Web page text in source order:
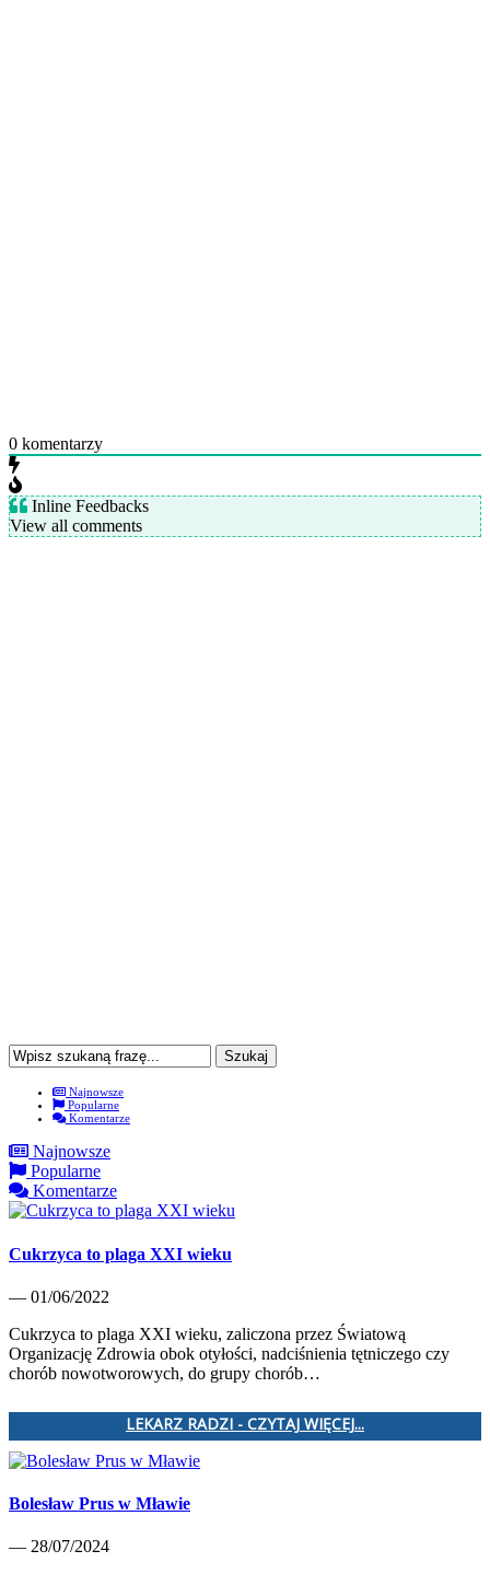
0 komentarzy
Inline Feedbacks
View all comments
Najnowsze
Popularne
Komentarze
Najnowsze
Popularne
Komentarze
Cukrzyca to plaga XXI wieku
— 01/06/2022
Cukrzyca to plaga XXI wieku, zaliczona przez Światową
Organizację Zdrowia obok otyłości, nadciśnienia tętniczego czy
chorób nowotworowych, do grupy chorób…
LEKARZ RADZI - CZYTAJ WIĘCEJ...
Bolesław Prus w Mławie
— 28/07/2024